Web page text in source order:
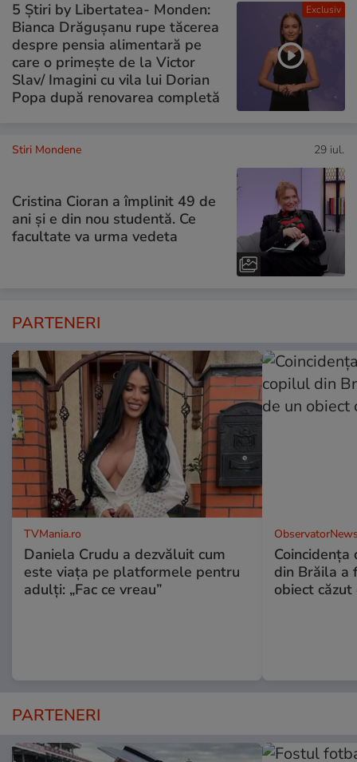
Exclusiv
5 Știri by Libertatea- Monden:
Bianca Drăgușanu rupe tăcerea
despre pensia alimentară pe
care o primește de la Victor
Slav/ Imagini cu vila lui Dorian
Popa după renovarea completă
Stiri Mondene 29 iul.
Cristina Cioran a împlinit 49 de
ani și e din nou studentă. Ce
facultate va urma vedeta
PARTENERI
TVMania.ro
Daniela Crudu a dezvăluit cum
este viața pe platformele pentru
adulți: „Fac ce vreau”
Coincidența
din Brăila a
obiect căzut
PARTENERI